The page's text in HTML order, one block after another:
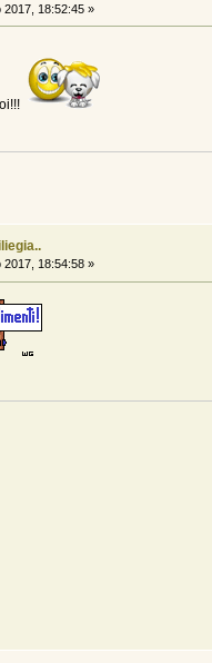
2017, 18:52:45 »
2017, 18:54:58 »